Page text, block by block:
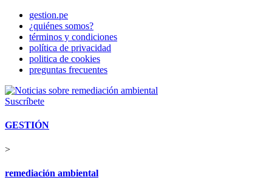
gestion.pe
¿quiénes somos?
términos y condiciones
política de privacidad
politica de cookies
preguntas frecuentes
Suscríbete
GESTIÓN
>
remediación ambiental